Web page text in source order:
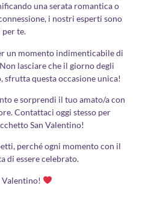
una serata romantica o
i nostri esperti sono
per te.
un momento indimenticabile di
lasciare che il giorno degli
sfrutta questa occasione unica!
e sorprendi il tuo amato/a con
Contattaci oggi stesso per
San Valentino!
perché ogni momento con il
di essere celebrato.
Valentino!